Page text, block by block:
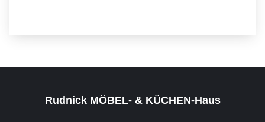
Rudnick MÖBEL- & KÜCHEN-Haus